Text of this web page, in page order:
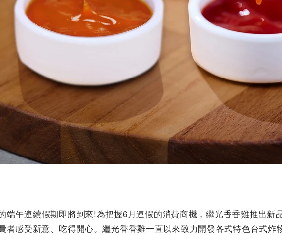
端午連續假期即將到來!為把握6月連假的消費商機，繼光香香雞推出新
者感受新意、吃得開心。繼光香香雞一直以來致力開發各式特色台式炸